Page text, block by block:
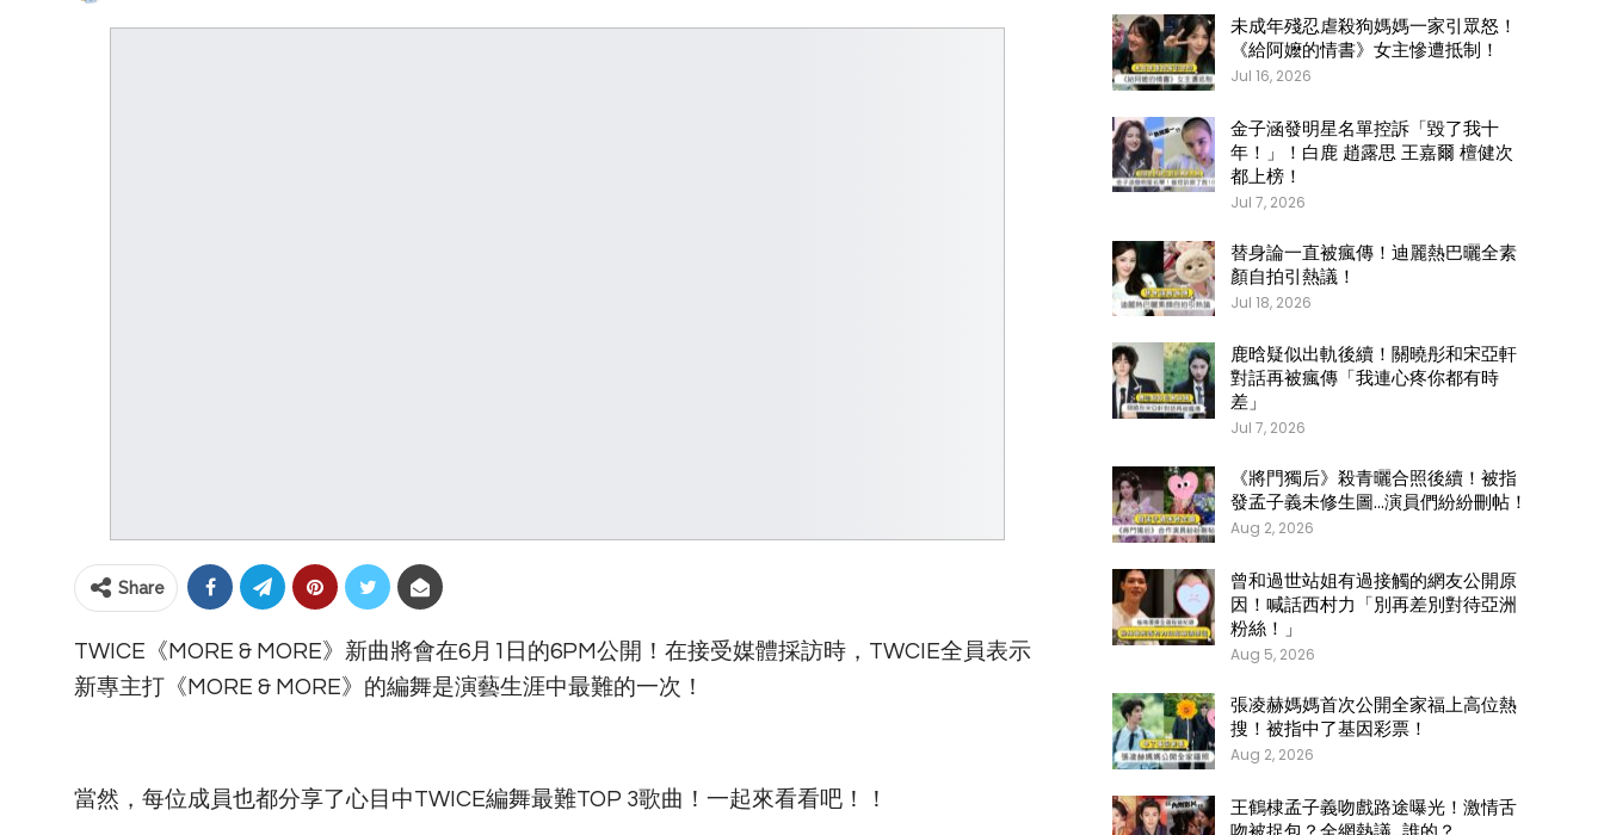
Share
TWICE《MORE & MORE》新曲將會在6月1日的6PM公開！在接受媒體採訪時，TWCIE全員表示
新專主打《MORE & MORE》的編舞是演藝生涯中最難的一次！
當然，每位成員也都分享了心目中TWICE編舞最難TOP 3歌曲！一起來看看吧！！
未成年殘忍虐殺狗媽媽一家引眾怒！
《給阿嬤的情書》女主慘遭抵制！
Jul 16, 2026
金子涵發明星名單控訴「毀了我十
年！」！白鹿 趙露思 王嘉爾 檀健次
都上榜！
Jul 7, 2026
替身論一直被瘋傳！迪麗熱巴曬全素
顏自拍引熱議！
Jul 18, 2026
鹿晗疑似出軌後續！關曉彤和宋亞軒
對話再被瘋傳「我連心疼你都有時
差」
Jul 7, 2026
《將門獨后》殺青曬合照後續！被指
發孟子義未修生圖…演員們紛紛刪帖！
Aug 2, 2026
曾和過世站姐有過接觸的網友公開原
因！喊話西村力「別再差別對待亞洲
粉絲！」
Aug 5, 2026
張凌赫媽媽首次公開全家福上高位熱
搜！被指中了基因彩票！
Aug 2, 2026
王鶴棣孟子義吻戲路途曝光！激情舌